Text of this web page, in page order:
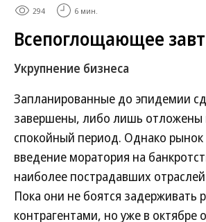
294 6 мин.
Всепоглощающее
Укрупнение бизнеса
Запланированные до эпидемии
завершены, либо лишь отложены
спокойный период. Однако
введение моратория на
наиболее пострадавших
Пока они не боятся задерживать
контрагентами, но уже в октябре